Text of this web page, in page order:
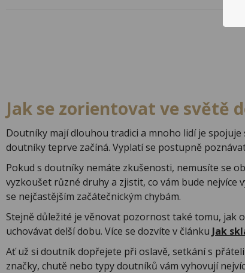
Jak se zorientovat ve světě
Doutníky mají dlouhou tradici a mnoho lidí je
doutníky teprve začíná. Vyplatí se postupně
Pokud s doutníky nemáte zkušenosti, nemusíte se
vyzkoušet různé druhy a zjistit, co vám bude nejvíce
se nejčastějším začátečnickým chybám.
Stejně důležité je věnovat pozornost také tomu, jak
uchovávat delší dobu. Více se dozvíte v článku Jak
Ať už si doutník dopřejete při oslavě, setkání s
značky, chutě nebo typy doutníků vám vyhovují